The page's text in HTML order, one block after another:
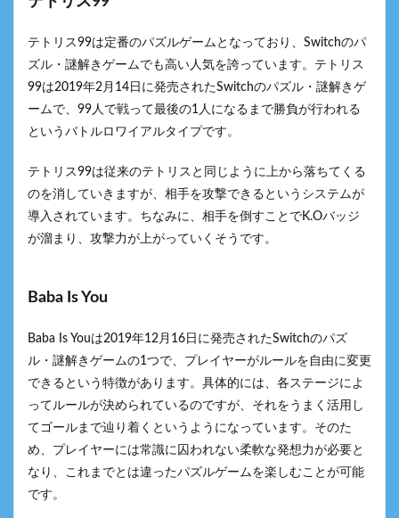
テトリス99は定番のパズルゲームとなっており、Switchのパ
ズル・謎解きゲームでも高い人気を誇っています。テトリス
99は2019年2月14日に発売されたSwitchのパズル・謎解きゲ
ームで、99人で戦って最後の1人になるまで勝負が行われる
というバトルロワイアルタイプです。
テトリス99は従来のテトリスと同じように上から落ちてくる
のを消していきますが、相手を攻撃できるというシステムが
導入されています。ちなみに、相手を倒すことでK.Oバッジ
が溜まり、攻撃力が上がっていくそうです。
Baba Is You
Baba Is Youは2019年12月16日に発売されたSwitchのパズ
ル・謎解きゲームの1つで、プレイヤーがルールを自由に変更
できるという特徴があります。具体的には、各ステージによ
ってルールが決められているのですが、それをうまく活用し
てゴールまで辿り着くというようになっています。そのた
め、プレイヤーには常識に囚われない柔軟な発想力が必要と
なり、これまでとは違ったパズルゲームを楽しむことが可能
です。